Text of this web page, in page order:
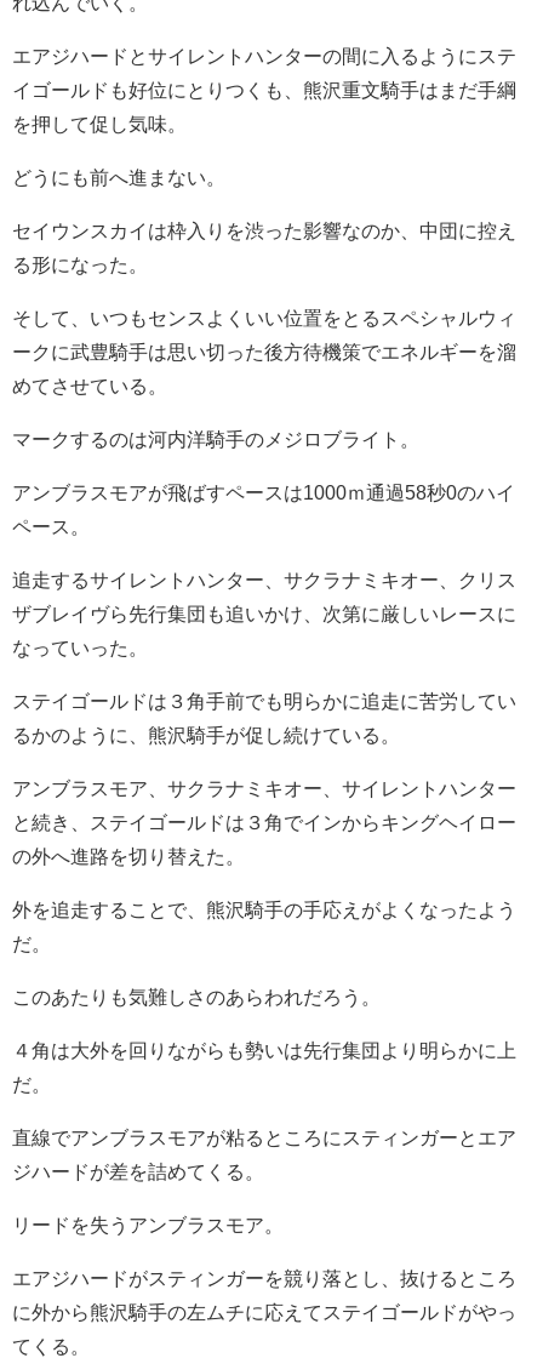
エアジハードとサイレントハンターの間に入るようにステ
イゴールドも好位にとりつくも、熊沢重文騎手はまだ手綱
を押して促し気味。
どうにも前へ進まない。
セイウンスカイは枠入りを渋った影響なのか、中団に控え
る形になった。
そして、いつもセンスよくいい位置をとるスペシャルウィ
ークに武豊騎手は思い切った後方待機策でエネルギーを溜
めてさせている。
マークするのは河内洋騎手のメジロブライト。
アンブラスモアが飛ばすペースは1000ｍ通過58秒0のハイ
ペース。
追走するサイレントハンター、サクラナミキオー、クリス
ザブレイヴら先行集団も追いかけ、次第に厳しいレースに
なっていった。
ステイゴールドは３角手前でも明らかに追走に苦労してい
るかのように、熊沢騎手が促し続けている。
アンブラスモア、サクラナミキオー、サイレントハンター
と続き、ステイゴールドは３角でインからキングヘイロー
の外へ進路を切り替えた。
外を追走することで、熊沢騎手の手応えがよくなったよう
だ。
このあたりも気難しさのあらわれだろう。
４角は大外を回りながらも勢いは先行集団より明らかに上
だ。
直線でアンブラスモアが粘るところにスティンガーとエア
ジハードが差を詰めてくる。
リードを失うアンブラスモア。
エアジハードがスティンガーを競り落とし、抜けるところ
に外から熊沢騎手の左ムチに応えてステイゴールドがやっ
てくる。